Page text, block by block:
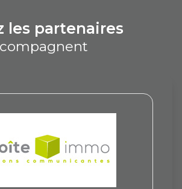
les partenaires